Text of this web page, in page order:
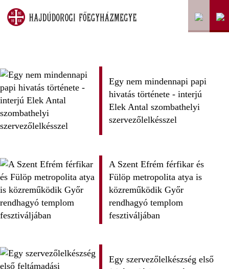
Egy nem mindennapi papi
hivatás története - interjú
Elek Antal szombathelyi
szervezőlelkésszel
A Szent Efrém férfikar és
Fülöp metropolita atya is
közreműködik Győr
rendhagyó templom
fesztiváljában
Egy szervezőlelkészség első